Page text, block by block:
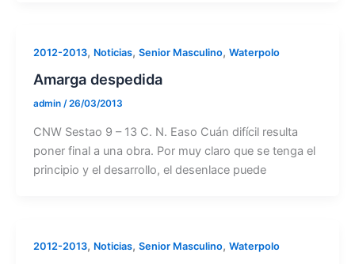
2012-2013, Noticias, Senior Masculino, Waterpolo
Amarga despedida
admin /26/03/2013
CNW Sestao 9 – 13 C. N. Easo Cuán difícil resulta
poner final a una obra. Por muy claro que se tenga el
principio y el desarrollo, el desenlace puede
2012-2013, Noticias, Senior Masculino, Waterpolo